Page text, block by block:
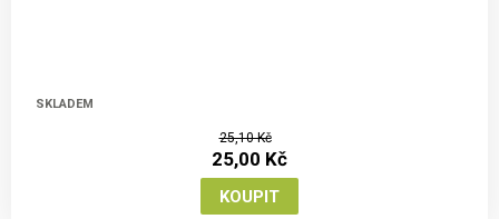
SKLADEM
25,10 Kč
25,00 Kč